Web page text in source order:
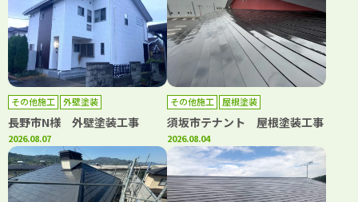
その他施工 外壁塗装
長野市N様 外壁塗装工事
2026.08.07
その他施工 屋根塗装
須坂市テナント 屋根塗装工事
2026.08.04